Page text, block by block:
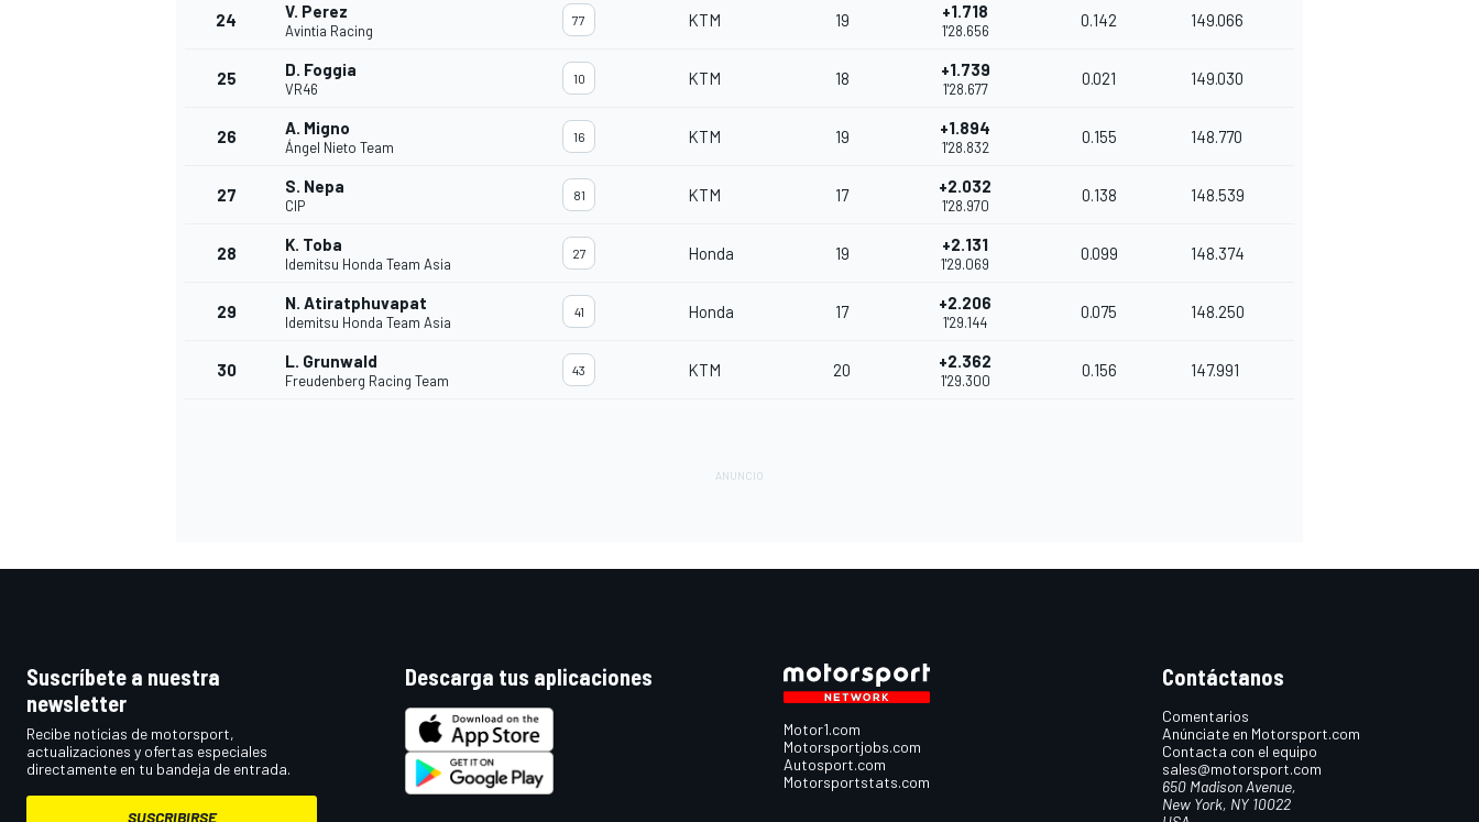
MÁS CATEGORÍAS
24 V. Perez
Avintia Racing
77 KTM 19 +1.718
1'28.656
0.142 149.066
25 D. Foggia
VR46
10 KTM 18 +1.739
1'28.677
0.021 149.030
26 A. Migno
Ángel Nieto Team
16 KTM 19 +1.894
1'28.832
0.155 148.770
27 S. Nepa
CIP
81 KTM 17 +2.032
1'28.970
0.138 148.539
28 K. Toba
Idemitsu Honda Team Asia
27 Honda 19 +2.131
1'29.069
0.099 148.374
29 N. Atiratphuvapat
Idemitsu Honda Team Asia
41 Honda 17 +2.206
1'29.144
0.075 148.250
30 L. Grunwald
Freudenberg Racing Team
43 KTM 20 +2.362
1'29.300
0.156 147.991
Suscríbete a nuestra
newsletter
Recibe noticias de motorsport,
actualizaciones y ofertas especiales
directamente en tu bandeja de entrada.
SUSCRIBIRSE
Descarga tus aplicaciones
Motor1.com
Motorsportjobs.com
Autosport.com
Motorsportstats.com
Contáctanos
Comentarios
Anúnciate en Motorsport.com
Contacta con el equipo
sales@motorsport.com
650 Madison Avenue,
New York, NY 10022